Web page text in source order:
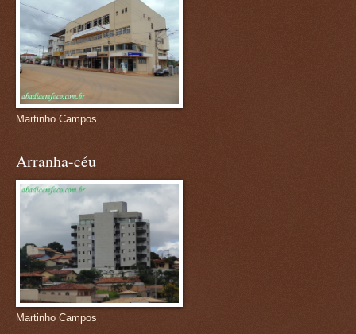
Martinho Campos
Arranha-céu
Martinho Campos